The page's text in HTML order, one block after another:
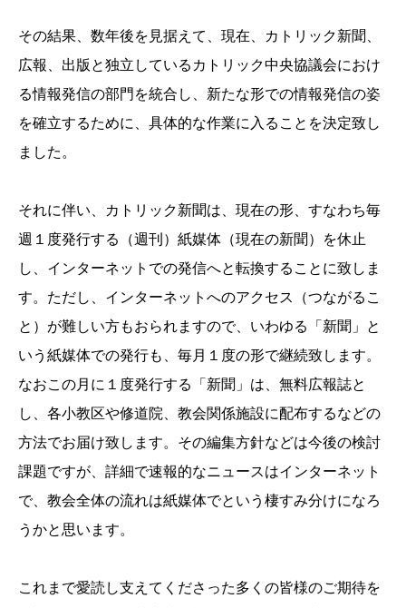
その結果、数年後を見据えて、現在、カトリック新聞、
広報、出版と独立しているカトリック中央協議会におけ
る情報発信の部門を統合し、新たな形での情報発信の姿
を確立するために、具体的な作業に入ることを決定致し
ました。
それに伴い、カトリック新聞は、現在の形、すなわち毎
週１度発行する（週刊）紙媒体（現在の新聞）を休止
し、インターネットでの発信へと転換することに致しま
す。ただし、インターネットへのアクセス（つながるこ
と）が難しい方もおられますので、いわゆる「新聞」と
いう紙媒体での発行も、毎月１度の形で継続致します。
なおこの月に１度発行する「新聞」は、無料広報誌と
し、各小教区や修道院、教会関係施設に配布するなどの
方法でお届け致します。その編集方針などは今後の検討
課題ですが、詳細で速報的なニュースはインターネット
で、教会全体の流れは紙媒体でという棲すみ分けになろ
うかと思います。
これまで愛読し支えてくださった多くの皆様のご期待を